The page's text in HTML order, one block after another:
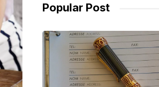
Popular Post